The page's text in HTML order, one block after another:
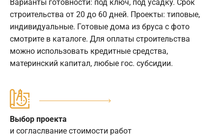
Варианты готовности: под ключ, под усадку. Срок
строительства от 20 до 60 дней. Проекты: типовые,
индивидуальные. Готовые дома из бруса с фото
смотрите в каталоге. Для оплаты строительства
можно использовать кредитные средства,
материнский капитал, любые гос. субсидии.
Выбор проекта
и согласлвание стоимости работ